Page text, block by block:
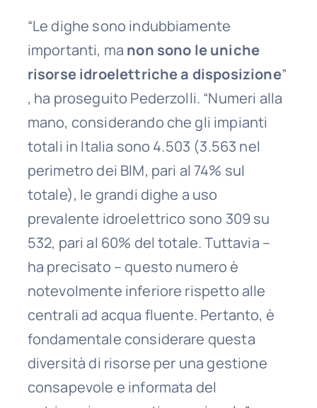
“Le dighe sono indubbiamente
importanti, ma non sono le uniche
risorse idroelettriche a disposizione”
, ha proseguito Pederzolli. “Numeri alla
mano, considerando che gli impianti
totali in Italia sono 4.503 (3.563 nel
perimetro dei BIM, pari al 74% sul
totale), le grandi dighe a uso
prevalente idroelettrico sono 309 su
532, pari al 60% del totale. Tuttavia –
ha precisato – questo numero è
notevolmente inferiore rispetto alle
centrali ad acqua fluente. Pertanto, è
fondamentale considerare questa
diversità di risorse per una gestione
consapevole e informata del